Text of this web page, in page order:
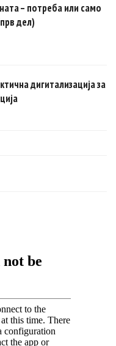
– потреба или само
дел)
дигитализација за